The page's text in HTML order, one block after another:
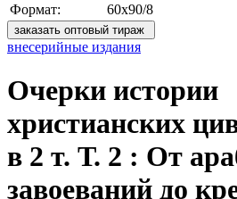
Формат:
60х90/8
заказать оптовый тираж
внесерийные издания
Очерки истории
христианских
в 2 т. Т. 2 : От
завоеваний до